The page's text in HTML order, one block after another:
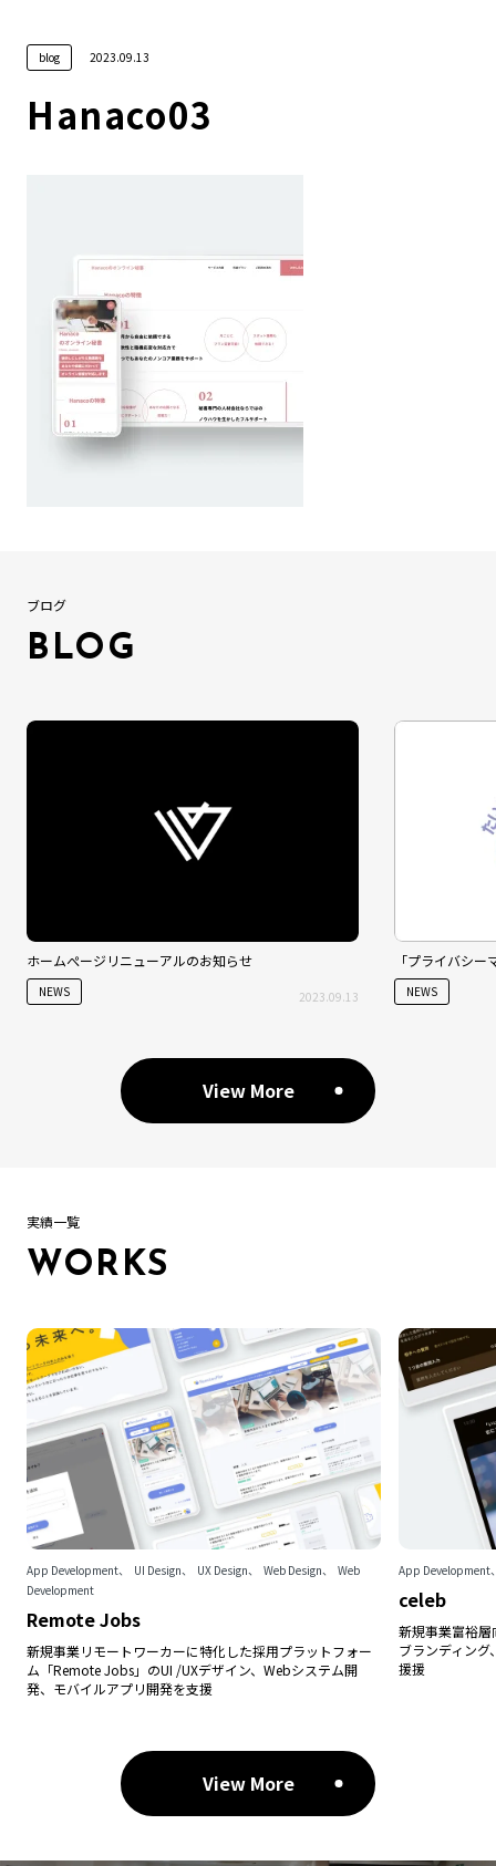
SERVICE
新規事業/DX実行支援
ABOUT
RECRUIT
CONTACT
blog 2023.09.13
Hanaco03
ブログ
BLOG
ホームぺージリニューアルのお知らせ
NEWS 2023.09.13
「プライバシ
NEWS
View More
実績一覧
WORKS
App Development UI Design UX Design Web Design
Web
Development
Remote Jobs
新規事業リモートワーカーに特化した採用プラットフォー
ム「Remote Jobs」のUI /UXデザイン、Webシステム開
発、モバイルアプリ開発を支援
App Development
celeb
新規事業富裕
ブランディン
援援
View More